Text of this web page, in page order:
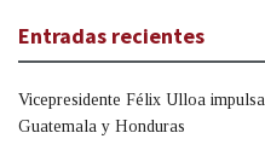
Entradas recientes
Vicepresidente Félix Ulloa
Guatemala y Honduras